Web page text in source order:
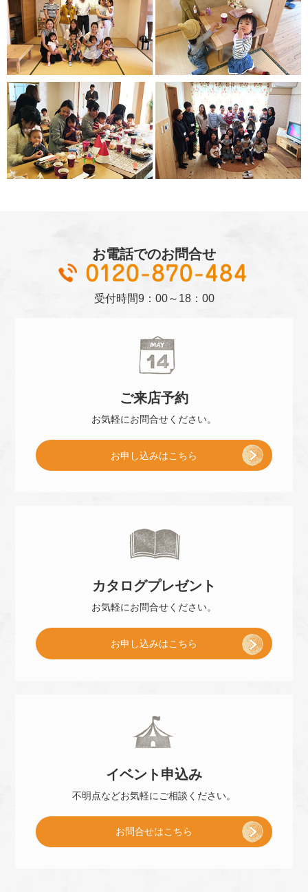
お電話でのお問合せ
受付時間9：00～18：00
ご来店予約
お気軽にお問合せください。
予
お申し込みはこちら
カタログプレゼント
お気軽にお問合せください。
プ
お申し込みはこちら
イベント 申込み
不明点などお気軽に ご相談ください。
お問合せはこちら